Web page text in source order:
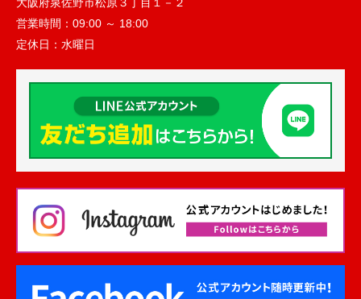
営業時間： 09:00 ～ 18:00
定休日： 水曜日